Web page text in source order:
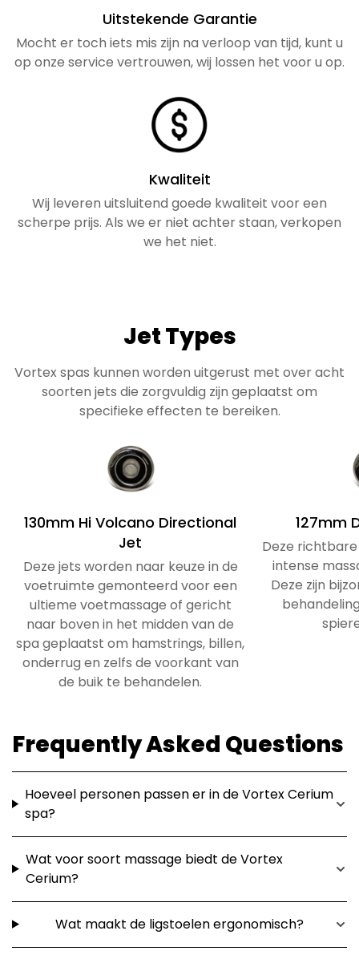
Uitstekende Garantie
Mocht er toch iets mis zijn na verloop van tijd, kunt u
op onze service vertrouwen, wij lossen het voor u op.
Kwaliteit
Wij leveren uitsluitend goede kwaliteit voor een
scherpe prijs. Als we er niet achter staan, verkopen
we het niet.
Jet Types
Vortex spas kunnen worden uitgerust met over acht
soorten jets die zorgvuldig zijn geplaatst om
specifieke effecten te bereiken.
130mm Hi Volcano Directional
Jet
Deze jets worden naar keuze in de
voetruimte gemonteerd voor een
ultieme voetmassage of gericht
naar boven in het midden van de
spa geplaatst om hamstrings, billen,
onderrug en zelfs de voorkant van
de buik te behandelen.
127mm
Deze
intense
Deze zijn
Frequently Asked Questions
Hoeveel personen passen er in de Vortex Cerium
spa?
Wat voor soort massage biedt de Vortex
Cerium?
Wat maakt de ligstoelen ergonomisch?